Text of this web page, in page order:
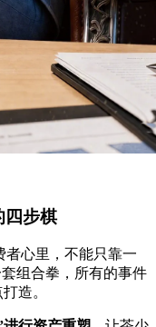
四步棋
者心里，不能只靠一
组合拳，所有的事件
造。